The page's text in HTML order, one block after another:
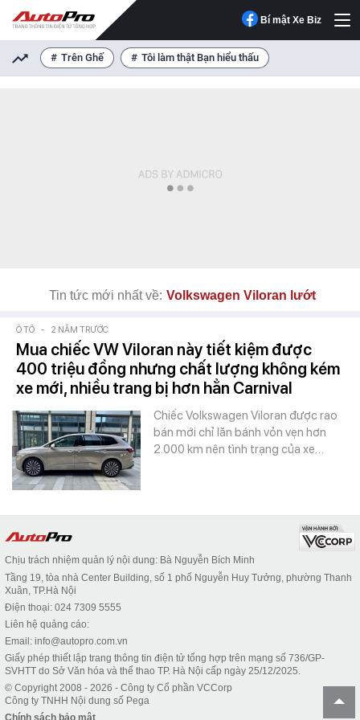
Bí mật Xe Biz
Trên Ghế Tôi làm thật Bạn hiểu thấu
Tin tức mới nhất về: Volkswagen Viloran lướt
Ô TÔ - 2 NĂM TRƯỚC
Mua chiếc VW Viloran này tiết kiệm được
400 triệu đồng nhưng chất lượng không kém
xe mới, nhiều trang bị hơn hẳn Carnival
Chiếc Volkswagen Viloran được rao
bán mới chỉ lăn bánh vỏn vẹn hơn
2.000 km nên tình trạng của xe…
Chịu trách nhiệm quản lý nội dung: Bà Nguyễn Bích Minh
Tầng 19, tòa nhà Center Building, số 1 phố Nguyễn Huy Tưởng, phường Thanh
Xuân, TP.Hà Nội
Điện thoại: 024 7309 5555
Liên hệ quảng cáo:
Email: info@autopro.com.vn
Giấy phép thiết lập trang thông tin điện tử tổng hợp trên mạng số 736/GP-
SVHTT do Sở Văn hóa và thể thao TP. Hà Nội cấp ngày 25/12/2025.
© Copyright 2008 - 2026 - Công ty Cổ phần VCCorp
Công ty TNHH Nội dung số Pega
Chính sách bảo mật